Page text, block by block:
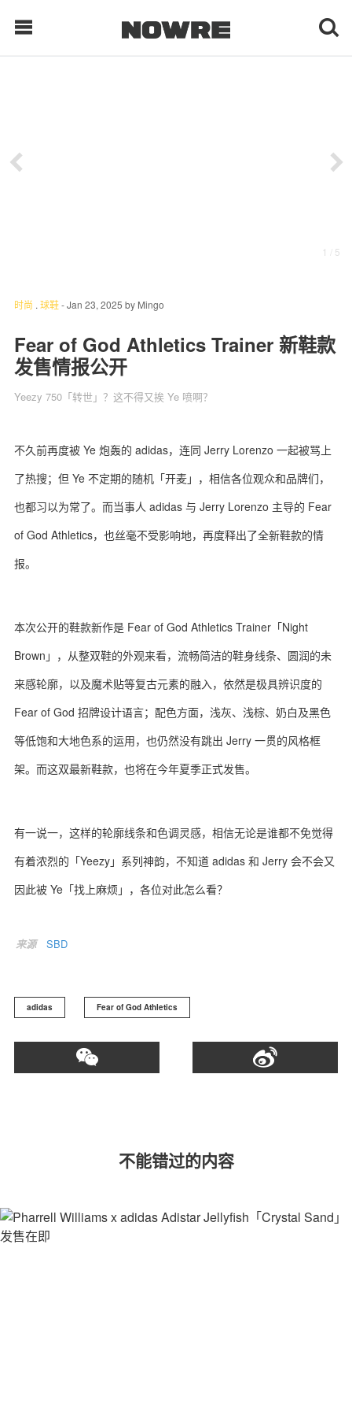
生 活
科 技
1 / 5
时尚 . 球鞋-Jan 23, 2025 by Mingo
Fear of God Athletics Trainer 新鞋款
发售情报公开
Yeezy 750「转世」？这不得又挨 Ye 喷啊？
不久前再度被 Ye 炮轰的 adidas，连同 Jerry Lorenzo 一起被骂上
了热搜；但 Ye 不定期的随机「开麦」，相信各位观众和品牌们，
也都习以为常了。而当事人 adidas 与 Jerry Lorenzo 主导的 Fear
of God Athletics，也丝毫不受影响地，再度释出了全新鞋款的情
报。
本次公开的鞋款新作是 Fear of God Athletics Trainer「Night
Brown」，从整双鞋的外观来看，流畅简洁的鞋身线条、圆润的未
来感轮廓，以及魔术贴等复古元素的融入，依然是极具辨识度的
Fear of God 招牌设计语言；配色方面，浅灰、浅棕、奶白及黑色
等低饱和大地色系的运用，也仍然没有跳出 Jerry 一贯的风格框
架。而这双最新鞋款，也将在今年夏季正式发售。
有一说一，这样的轮廓线条和色调灵感，相信无论是谁都不免觉得
有着浓烈的「Yeezy」系列神韵，不知道 adidas 和 Jerry 会不会又
因此被 Ye「找上麻烦」，各位对此怎么看？
来源 SBD
adidas Fear of God Athletics
不能错过的内容